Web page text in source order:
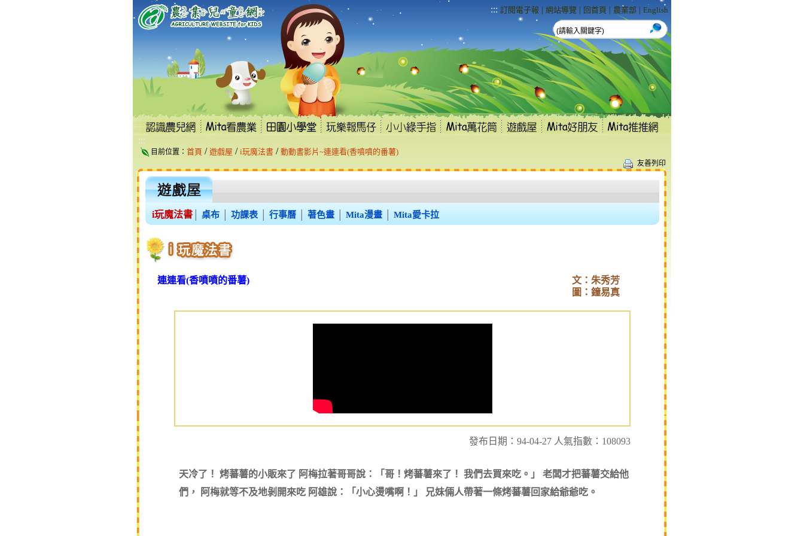
到
容
::: 訂閱電子報 | 網站導覽 | 回首頁 | 農業部 | English
:::
目前位置： 首頁 / 遊戲屋 / i玩魔法書 / 動動書影片~連連看(香噴噴的番薯)
友善列印
i玩魔法書 桌布 功課表 行事曆 著色畫 Mita漫畫 Mita愛卡拉
連連看(香噴噴的番薯)
文：朱秀芳
圖：鐘易真
發布日期：94-04-27 人氣指數：108093
天冷了！ 烤蕃薯的小販來了 阿梅拉著哥哥說：「哥！烤蕃薯來了！ 我們去買來吃。」 老闆才把蕃薯交給他
們， 阿梅就等不及地剝開來吃 阿雄說：「小心燙嘴啊！」 兄妹倆人帶著一條烤蕃薯回家給爺爺吃。